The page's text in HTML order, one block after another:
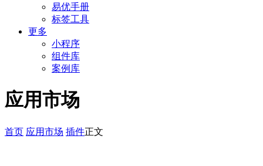
易优手册
标签工具
更多
小程序
组件库
案例库
应用市场
首页 应用市场 插件正文